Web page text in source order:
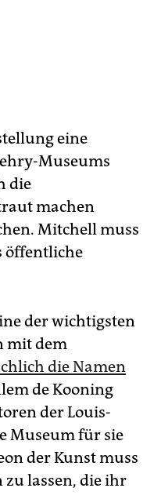
eine
Museums
die
machen
Mitchell muss
öffentliche
der wichtigsten
mit dem
die Namen
de Kooning
der Louis-
Museum für sie
der Kunst muss
lassen, die ihr